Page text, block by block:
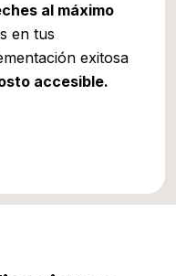
al máximo
en tus
exitosa
accesible.